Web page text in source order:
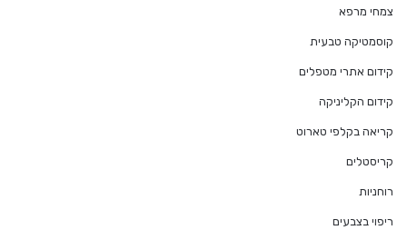
צמחי מרפא
קוסמטיקה טבעית
קידום אתרי מטפלים
קידום הקליניקה
קריאה בקלפי טארוט
קריסטלים
רוחניות
ריפוי בצבעים